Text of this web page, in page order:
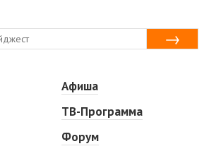
Афиша
ТВ-Программа
Форум